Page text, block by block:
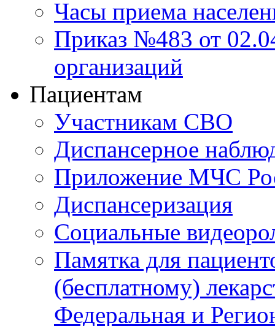
Часы приема
Приказ №483 от
организаций
Пациентам
Участникам СВО
Диспансерное
Приложение МЧС
Диспансеризация
Социальные
Памятка для
(бесплатному)
Федеральная и